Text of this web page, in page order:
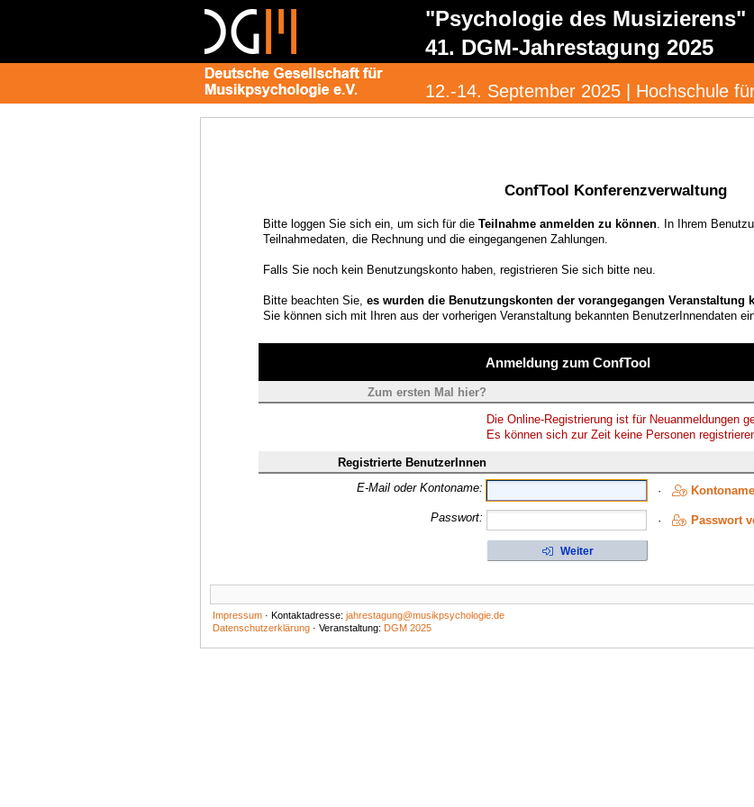
"Psychologie des Musizierens"
41. DGM-Jahrestagung 2025
12.-14. September 2025 | Hochschule
ConfTool Konferenzverwaltung
Bitte loggen Sie sich ein, um sich für die Teilnahme anmelden zu können . In Ihrem
Teilnahmedaten, die Rechnung und die eingegangenen Zahlungen.
Falls Sie noch kein Benutzungskonto haben, registrieren Sie sich bitte neu.
Bitte beachten Sie, es wurden die Benutzungskonten der vorangegangen Veranstaltung
Sie können sich mit Ihren aus der vorherigen Veranstaltung bekannten BenutzerInnendaten
Anmeldung zum ConfTool
Zum ersten Mal hier?
Die Online-Registrierung ist für Neuanmeldungen
Es können sich zur Zeit keine Personen
Registrierte BenutzerInnen
E-Mail oder Kontoname:
·
Passwort:
· Passwort
Weiter
Impressum · Kontaktadresse: jahrestagung@musikpsychologie.de
Datenschutzerklärung · Veranstaltung: DGM 2025